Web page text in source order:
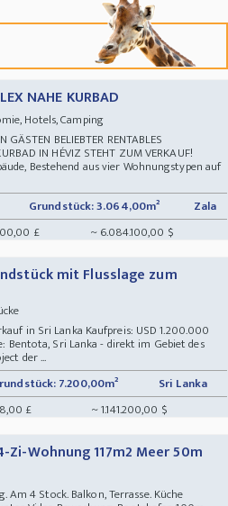
NAHE KURBAD
Hotels, Camping
GÄSTEN BELIEBTER RENTABLES
IN HÉVIZ STEHT ZUM VERKAUF!
Bestehend aus vier Wohnungstypen auf
Grundstück: 3.064,00m²
Zala
£ ~ 6.084.100,00 $
mit Flusslage zum
in Sri Lanka Kaufpreis: USD 1.200.000
Bentota, Sri Lanka - direkt im Gebiet des
der ...
7.200,00m²
Sri Lanka
£ ~ 1.141.200,00 $
Wohnung 117m2 Meer 50m
Am 4 Stock. Balkon, Terrasse. Küche